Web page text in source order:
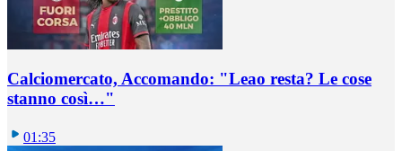
Calciomercato, Accomando: "Leao resta? Le cose
stanno così…"
01:35